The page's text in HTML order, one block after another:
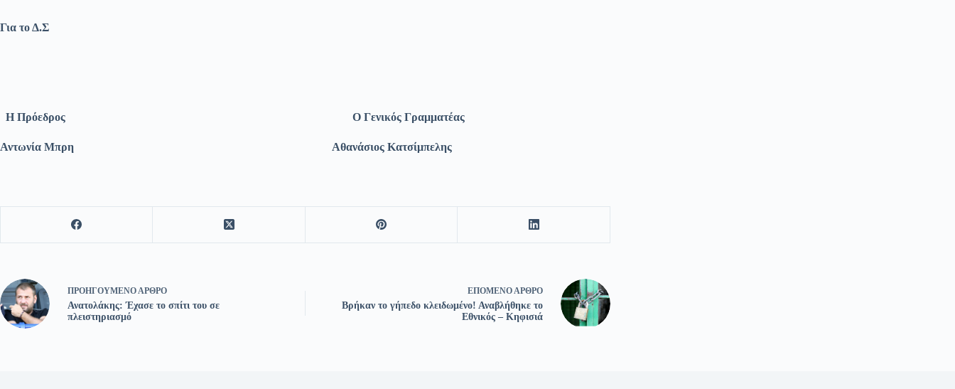
Για το Δ.Σ
Η Πρόεδρος Ο Γενικός Γραμματέας
Αντωνία Μπρη Αθανάσιος Κατσίμπελης
ΠΡΟΗΓΟΎΜΕΝΟΆΡΘΡΟ
Ανατολάκης: Έχασε το σπίτι του σε
πλειστηριασμό
ΕΠΌΜΕΝΟΆΡΘΡΟ
Βρήκαν το γήπεδο κλειδωμένο! Αναβλήθηκε το
Εθνικός – Κηφισιά